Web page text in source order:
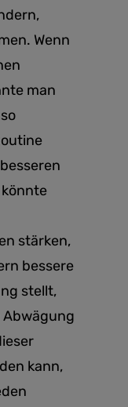
Wenn
man
stärken,
bessere
stellt,
Abwägung
kann,